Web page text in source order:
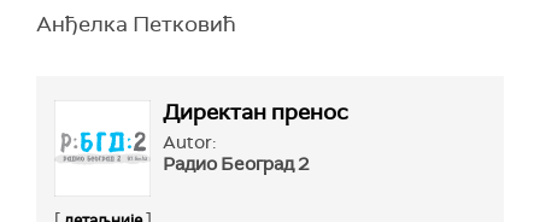
Анђелка Петковић
Директан пренос
Autor:
Радио Београд 2